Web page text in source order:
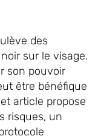
des
sur le visage.
son pouvoir
être bénéfique
article propose
risques, un